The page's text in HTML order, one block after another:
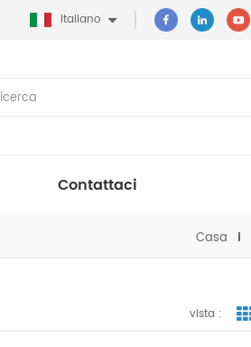
Italiano
Contattaci
Casa
vista :